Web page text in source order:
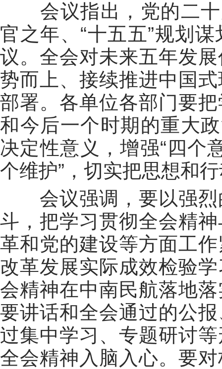
会议指出，党的二十
官之年、“十五五”规划
议。全会对未来五年发
势而上、接续推进中国
部署。各单位各部门要
和今后一个时期的重大
决定性意义，增强“四个
个维护”，切实把思想和
会议强调，要以强烈
斗，把学习贯彻全会精
革和党的建设等方面工
改革发展实际成效检验
会精神在中南民航落地
要讲话和全会通过的公
过集中学习、专题研讨
全会精神入脑入心。要